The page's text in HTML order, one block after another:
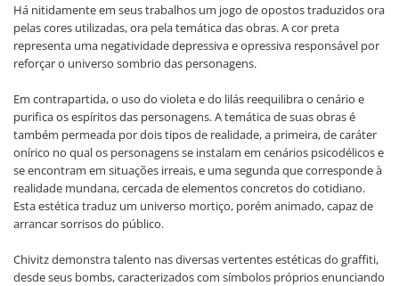
Há nitidamente em seus trabalhos um jogo de opostos traduzidos ora
pelas cores utilizadas, ora pela temática das obras. A cor preta
representa uma negatividade depressiva e opressiva responsável por
reforçar o universo sombrio das personagens.
Em contrapartida, o uso do violeta e do lilás reequilibra o cenário e
purifica os espíritos das personagens. A temática de suas obras é
também permeada por dois tipos de realidade, a primeira, de caráter
onírico no qual os personagens se instalam em cenários psicodélicos e
se encontram em situações irreais, e uma segunda que corresponde à
realidade mundana, cercada de elementos concretos do cotidiano.
Esta estética traduz um universo mortiço, porém animado, capaz de
arrancar sorrisos do público.
Chivitz demonstra talento nas diversas vertentes estéticas do graffiti,
desde seus bombs, caracterizados com símbolos próprios enunciando